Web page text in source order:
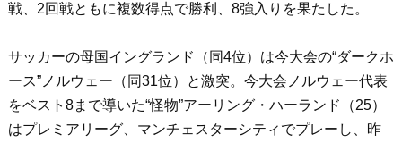
戦、2回戦ともに複数得点で勝利、8強入りを果たした。
サッカーの母国イングランド（同4位）は今大会の“ダークホ
ース”ノルウェー（同31位）と激突。今大会ノルウェー代表
をベスト8まで導いた“怪物”アーリング・ハーランド（25）
はプレミアリーグ、マンチェスターシティでプレーし、昨